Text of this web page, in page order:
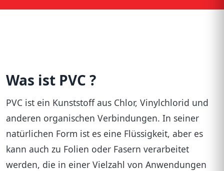
Was ist PVC ?
PVC ist ein Kunststoff aus Chlor, Vinylchlorid und
anderen organischen Verbindungen. In seiner
natürlichen Form ist es eine Flüssigkeit, aber es
kann auch zu Folien oder Fasern verarbeitet
werden, die in einer Vielzahl von Anwendungen
Blei 1
Faserbeton
Flachglas